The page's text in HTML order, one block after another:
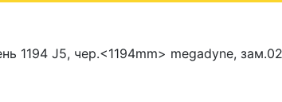
1194 J5, чер.<1194mm> megadyne,